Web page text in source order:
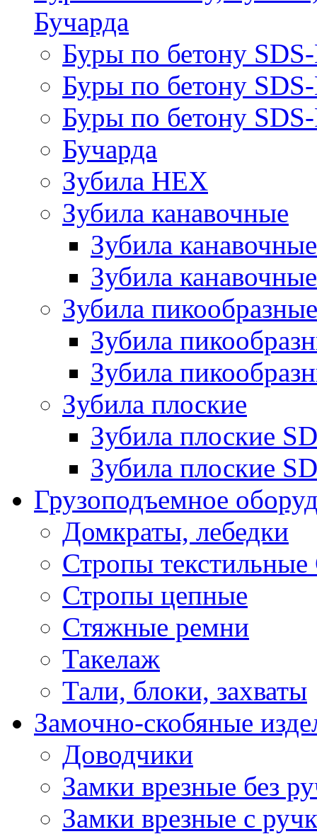
Бучарда
Буры по бетону
Буры по бетону
Буры по бетону
Бучарда
Зубила HEX
Зубила канавочные
Зубила
Зубила
Зубила пикообразные
Зубила
Зубила
Зубила плоские
Зубила плоские
Зубила плоские
Грузоподъемное
Домкраты, лебедки
Стропы
Стропы цепные
Стяжные ремни
Такелаж
Тали, блоки, захваты
Замочно-скобяные
Доводчики
Замки врезные без
Замки врезные с